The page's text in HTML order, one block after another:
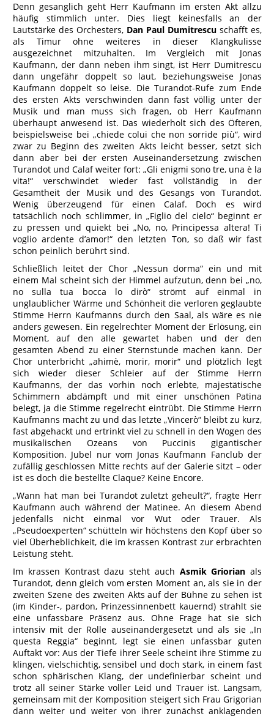
Denn gesanglich geht Herr Kaufmann im ersten Akt allzu
häufig stimmlich unter. Dies liegt keinesfalls an der
Lautstärke des Orchesters, Dan Paul Dumitrescu schafft es,
als Timur ohne weiteres in dieser Klangkulisse
ausgezeichnet mitzuhalten. Im Vergleich mit Jonas
Kaufmann, der dann neben ihm singt, ist Herr Dumitrescu
dann ungefähr doppelt so laut, beziehungsweise Jonas
Kaufmann doppelt so leise. Die Turandot-Rufe zum Ende
des ersten Akts verschwinden dann fast völlig unter der
Musik und man muss sich fragen, ob Herr Kaufmann
überhaupt anwesend ist. Das wiederholt sich des Öfteren,
beispielsweise bei „chiede colui che non sorride più“, wird
zwar zu Beginn des zweiten Akts leicht besser, setzt sich
dann aber bei der ersten Auseinandersetzung zwischen
Turandot und Calaf weiter fort: „Gli enigmi sono tre, una è la
vita!“ verschwindet wieder fast vollständig in der
Gesamtheit der Musik und des Gesangs von Turandot.
Wenig überzeugend für einen Calaf. Doch es wird
tatsächlich noch schlimmer, in „Figlio del cielo“ beginnt er
zu pressen und quiekt bei „No, no, Principessa altera! Ti
voglio ardente d’amor!“ den letzten Ton, so daß wir fast
schon peinlich berührt sind.
Schließlich leitet der Chor „Nessun dorma“ ein und mit
einem Mal scheint sich der Himmel aufzutun, denn bei „no,
no sulla tua bocca lo dirò“ strömt auf einmal in
unglaublicher Wärme und Schönheit die verloren geglaubte
Stimme Herrn Kaufmanns durch den Saal, als wäre es nie
anders gewesen. Ein regelrechter Moment der Erlösung, ein
Moment, auf den alle gewartet haben und der den
gesamten Abend zu einer Sternstunde machen kann. Der
Chor unterbricht „ahimè, morir, morir“ und plötzlich legt
sich wieder dieser Schleier auf der Stimme Herrn
Kaufmanns, der das vorhin noch erlebte, majestätische
Schimmern abdämpft und mit einer unschönen Patina
belegt, ja die Stimme regelrecht eintrübt. Die Stimme Herrn
Kaufmanns macht zu und das letzte „Vincerò“ bleibt zu kurz,
fast abgehackt und ertrinkt viel zu schnell in den Wogen des
musikalischen Ozeans von Puccinis gigantischer
Komposition. Jubel nur vom Jonas Kaufmann Fanclub der
zufällig geschlossen Mitte rechts auf der Galerie sitzt – oder
ist es doch die bestellte Claque? Keine Encore.
„Wann hat man bei Turandot zuletzt geheult?“, fragte Herr
Kaufmann auch während der Matinee. An diesem Abend
jedenfalls nicht einmal vor Wut oder Trauer. Als
„Pseudoexperten“ schütteln wir höchstens den Kopf über so
viel Überheblichkeit, die im krassen Kontrast zur erbrachten
Leistung steht.
Im krassen Kontrast dazu steht auch Asmik Griorian als
Turandot, denn gleich vom ersten Moment an, als sie in der
zweiten Szene des zweiten Akts auf der Bühne zu sehen ist
(im Kinder-, pardon, Prinzessinnenbett kauernd) strahlt sie
eine unfassbare Präsenz aus. Ohne Frage hat sie sich
intensiv mit der Rolle auseinandergesetzt und als sie „In
questa Reggia“ beginnt, legt sie einen unfassbar guten
Auftakt vor: Aus der Tiefe ihrer Seele scheint ihre Stimme zu
klingen, vielschichtig, sensibel und doch stark, in einem fast
schon sphärischen Klang, der undefinierbar scheint und
trotz all seiner Stärke voller Leid und Trauer ist. Langsam,
gemeinsam mit der Komposition steigert sich Frau Grigorian
dann weiter und weiter von ihrer zunächst anklagenden